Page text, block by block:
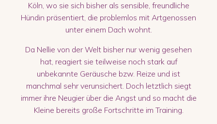
Köln, wo sie sich bisher als sensible, freundliche
Hündin präsentiert, die problemlos mit Artgenossen
unter einem Dach wohnt.
Da Nellie von der Welt bisher nur wenig gesehen
hat, reagiert sie teilweise noch stark auf
unbekannte Geräusche bzw. Reize und ist
manchmal sehr verunsichert. Doch letztlich siegt
immer ihre Neugier über die Angst und so macht die
Kleine bereits große Fortschritte im Training.